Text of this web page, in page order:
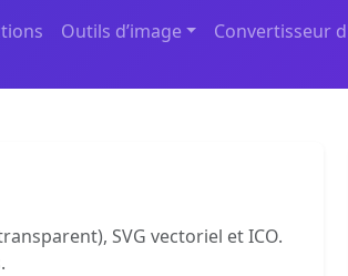
Outils d’image Convertisseur
SVG vectoriel et ICO.